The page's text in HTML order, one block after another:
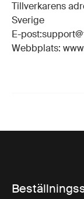
Tillverkarens
Sverige
E-
Webbplats: